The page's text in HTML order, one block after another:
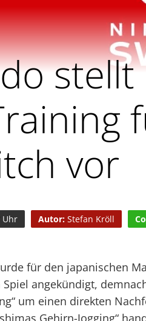
stellt
vor
Uhr Autor:Stefan Kröll
für den japanischen
angekündigt,
um einen direkten
Gehirn-Jogging“